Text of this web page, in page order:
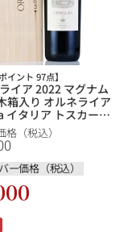
ロデレール
ミング・
ーグル
イント 97点】
イア 2022 マグナム
箱入り オルネライア
タリア トスカーナ
（税込）
ー価格（税込）